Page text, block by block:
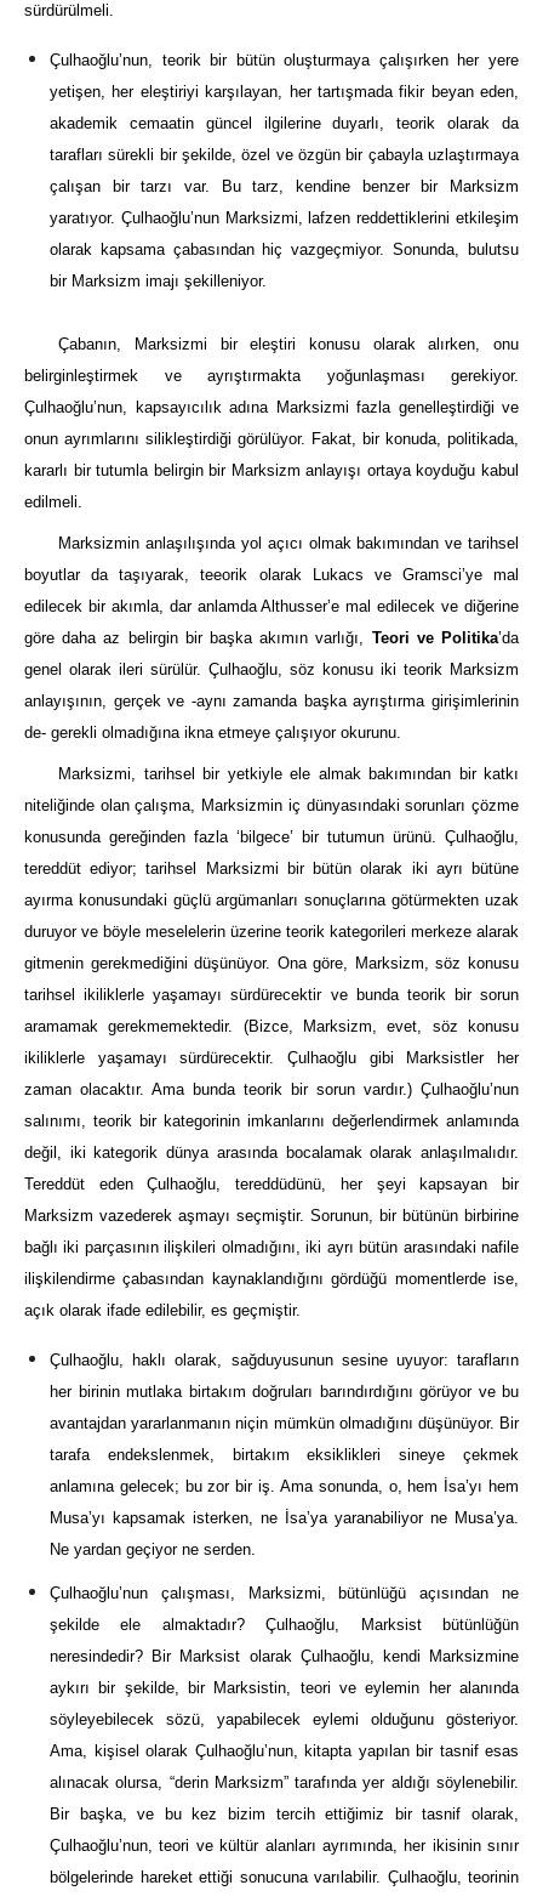
sürdürülmeli.
Çulhaoğlu’nun, teorik bir bütün oluşturmaya çalışırken her yere
yetişen, her eleştiriyi karşılayan, her tartışmada fikir beyan eden,
akademik cemaatin güncel ilgilerine duyarlı, teorik olarak da
tarafları sürekli bir şekilde, özel ve özgün bir çabayla uzlaştırmaya
çalışan bir tarzı var. Bu tarz, kendine benzer bir Marksizm
yaratıyor. Çulhaoğlu’nun Marksizmi, lafzen reddettiklerini etkileşim
olarak kapsama çabasından hiç vazgeçmiyor. Sonunda, bulutsu
bir Marksizm imajı şekilleniyor.
Çabanın, Marksizmi bir eleştiri konusu olarak alırken, onu
belirginleştirmek ve ayrıştırmakta yoğunlaşması gerekiyor.
Çulhaoğlu’nun, kapsayıcılık adına Marksizmi fazla genelleştirdiği ve
onun ayrımlarını silikleştirdiği görülüyor. Fakat, bir konuda, politikada,
kararlı bir tutumla belirgin bir Marksizm anlayışı ortaya koyduğu kabul
edilmeli.
Marksizmin anlaşılışında yol açıcı olmak bakımından ve tarihsel
boyutlar da taşıyarak, teeorik olarak Lukacs ve Gramsci’ye mal
edilecek bir akımla, dar anlamda Althusser’e mal edilecek ve diğerine
göre daha az belirgin bir başka akımın varlığı, Teori ve Politika’da
genel olarak ileri sürülür. Çulhaoğlu, söz konusu iki teorik Marksizm
anlayışının, gerçek ve -aynı zamanda başka ayrıştırma girişimlerinin
de- gerekli olmadığına ikna etmeye çalışıyor okurunu.
Marksizmi, tarihsel bir yetkiyle ele almak bakımından bir katkı
niteliğinde olan çalışma, Marksizmin iç dünyasındaki sorunları çözme
konusunda gereğinden fazla ‘bilgece’ bir tutumun ürünü. Çulhaoğlu,
tereddüt ediyor; tarihsel Marksizmi bir bütün olarak iki ayrı bütüne
ayırma konusundaki güçlü argümanları sonuçlarına götürmekten uzak
duruyor ve böyle meselelerin üzerine teorik kategorileri merkeze alarak
gitmenin gerekmediğini düşünüyor. Ona göre, Marksizm, söz konusu
tarihsel ikiliklerle yaşamayı sürdürecektir ve bunda teorik bir sorun
aramamak gerekmemektedir. (Bizce, Marksizm, evet, söz konusu
ikiliklerle yaşamayı sürdürecektir. Çulhaoğlu gibi Marksistler her
zaman olacaktır. Ama bunda teorik bir sorun vardır.) Çulhaoğlu’nun
salınımı, teorik bir kategorinin imkanlarını değerlendirmek anlamında
değil, iki kategorik dünya arasında bocalamak olarak anlaşılmalıdır.
Tereddüt eden Çulhaoğlu, tereddüdünü, her şeyi kapsayan bir
Marksizm vazederek aşmayı seçmiştir. Sorunun, bir bütünün birbirine
bağlı iki parçasının ilişkileri olmadığını, iki ayrı bütün arasındaki nafile
ilişkilendirme çabasından kaynaklandığını gördüğü momentlerde ise,
açık olarak ifade edilebilir, es geçmiştir.
Çulhaoğlu, haklı olarak, sağduyusunun sesine uyuyor: tarafların
her birinin mutlaka birtakım doğruları barındırdığını görüyor ve bu
avantajdan yararlanmanın niçin mümkün olmadığını düşünüyor. Bir
tarafa endekslenmek, birtakım eksiklikleri sineye çekmek
anlamına gelecek; bu zor bir iş. Ama sonunda, o, hem İsa’yı hem
Musa’yı kapsamak isterken, ne İsa’ya yaranabiliyor ne Musa’ya.
Ne yardan geçiyor ne serden.
Çulhaoğlu’nun çalışması, Marksizmi, bütünlüğü açısından ne
şekilde ele almaktadır? Çulhaoğlu, Marksist bütünlüğün
neresindedir? Bir Marksist olarak Çulhaoğlu, kendi Marksizmine
aykırı bir şekilde, bir Marksistin, teori ve eylemin her alanında
söyleyebilecek sözü, yapabilecek eylemi olduğunu gösteriyor.
Ama, kişisel olarak Çulhaoğlu’nun, kitapta yapılan bir tasnif esas
alınacak olursa, “derin Marksizm” tarafında yer aldığı söylenebilir.
Bir başka, ve bu kez bizim tercih ettiğimiz bir tasnif olarak,
Çulhaoğlu’nun, teori ve kültür alanları ayrımında, her ikisinin sınır
bölgelerinde hareket ettiği sonucuna varılabilir. Çulhaoğlu, teorinin